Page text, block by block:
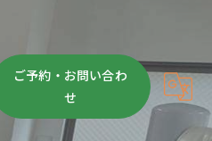
ご予約・お問い合わ
せ